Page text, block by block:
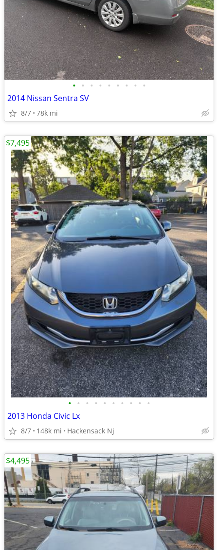
• • • • • • • • •
2014 Nissan Sentra SV
8/7 78k mi
• • • • • • • • • •
2013 Honda Civic Lx
8/7 148k mi Hackensack Nj
$7,495
$4,495